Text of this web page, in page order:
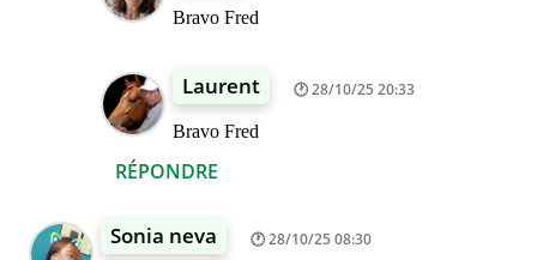
RÉPONDRE
Bravo Fred
Laurent 28/10/25 20:33
Bravo Fred
Sonia neva 28/10/25 08:30